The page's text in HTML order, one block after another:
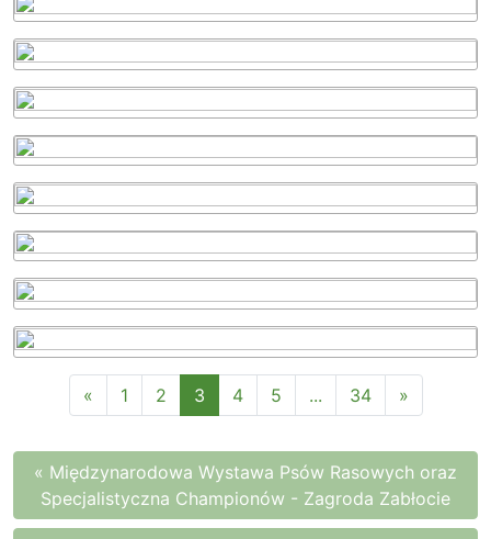
« 1 2 3 4 5 ... 34 »
« Międzynarodowa Wystawa Psów Rasowych oraz
Specjalistyczna Championów - Zagroda Zabłocie